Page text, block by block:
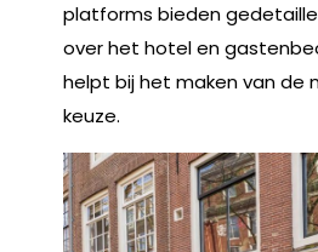
platforms bieden
over het hotel en
helpt bij het maken van de
keuze.